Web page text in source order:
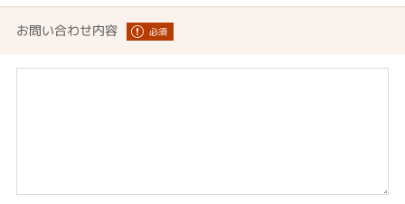
お問い合わせ内容